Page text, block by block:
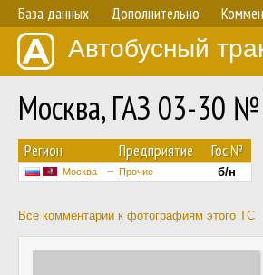
База данных Дополнительно
Автобусный
Москва, ГАЗ 03-30
Регион Предприятие Гос.№
Москва Прочие б/н
Все комментарии к фотографиям этого ТС